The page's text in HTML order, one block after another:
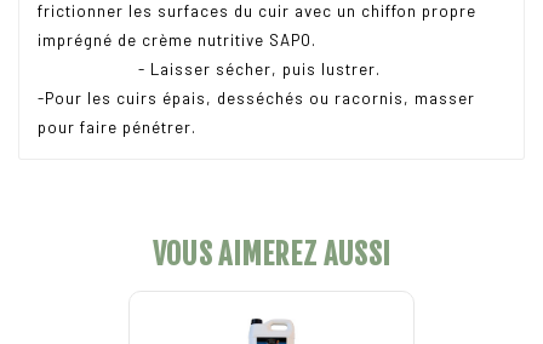
frictionner les surfaces du cuir avec un chiffon propre
imprégné de crème nutritive SAPO.
- Laisser sécher, puis lustrer.
-Pour les cuirs épais, desséchés ou racornis, masser
pour faire pénétrer.
VOUS AIMEREZ AUSSI